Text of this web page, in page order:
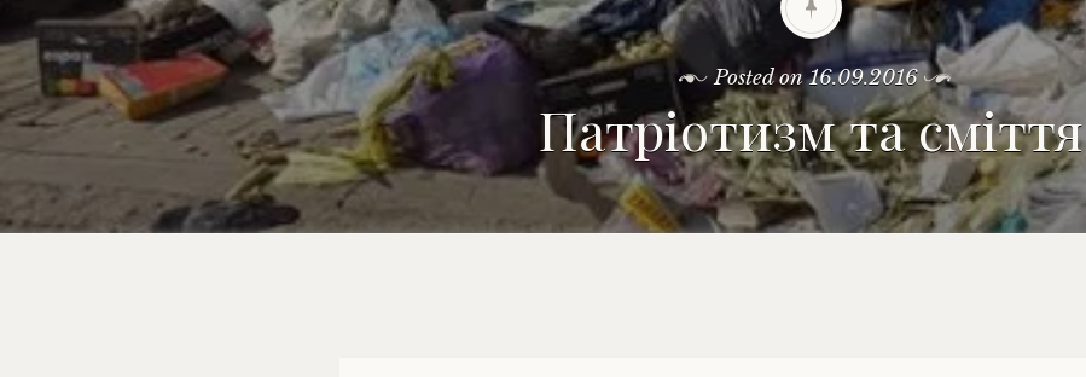
Posted on16.09.2016
Патріотизм та сміття